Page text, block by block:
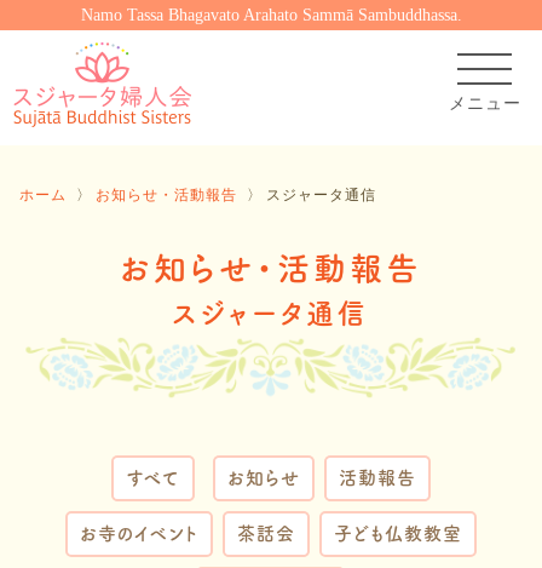
Namo Tassa Bhagavato Arahato Sammā Sambuddhassa.
ホーム 〉 お知らせ・活動報告 〉 スジャータ通信
お知らせ・活動報告
スジャータ通信
すべて お知らせ 活動報告
お寺のイベント 茶話会 子ども仏教教室